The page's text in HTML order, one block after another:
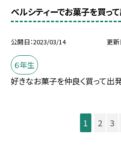
ベルシティーでお菓子を買って
公開日 2023/03/14 更新
６年生
好きなお菓子を仲良く買って出発
1 2 3